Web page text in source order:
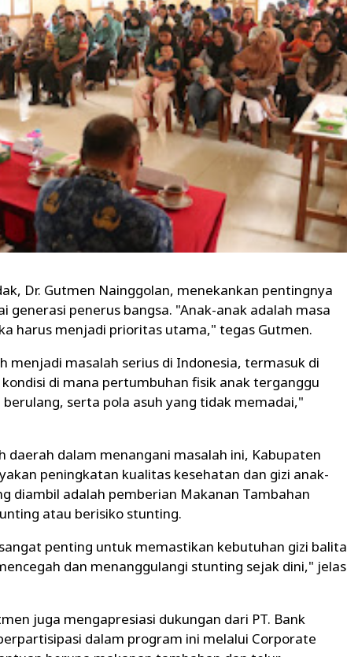
Dr. Gutmen Nainggolan, menekankan pentingnya
generasi penerus bangsa. "Anak-anak adalah masa
harus menjadi prioritas utama," tegas Gutmen.
menjadi masalah serius di Indonesia, termasuk di
di mana pertumbuhan fisik anak terganggu
serta pola asuh yang tidak memadai,"
dalam menangani masalah ini, Kabupaten
peningkatan kualitas kesehatan dan gizi anak-
diambil adalah pemberian Makanan Tambahan
atau berisiko stunting.
penting untuk memastikan kebutuhan gizi balita
dan menanggulangi stunting sejak dini," jelas
juga mengapresiasi dukungan dari PT. Bank
dalam program ini melalui Corporate